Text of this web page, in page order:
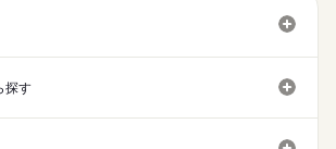
探す